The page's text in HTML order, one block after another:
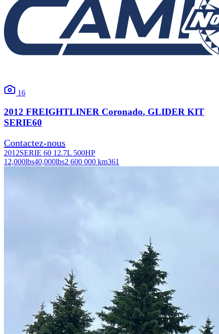
16
2012 FREIGHTLINER Coronado, GLIDER KIT
SERIE60
Contactez-nous
2012SERIE 60 12.7L 500HP
12,000lbs40,000lbs2 600 000 km361